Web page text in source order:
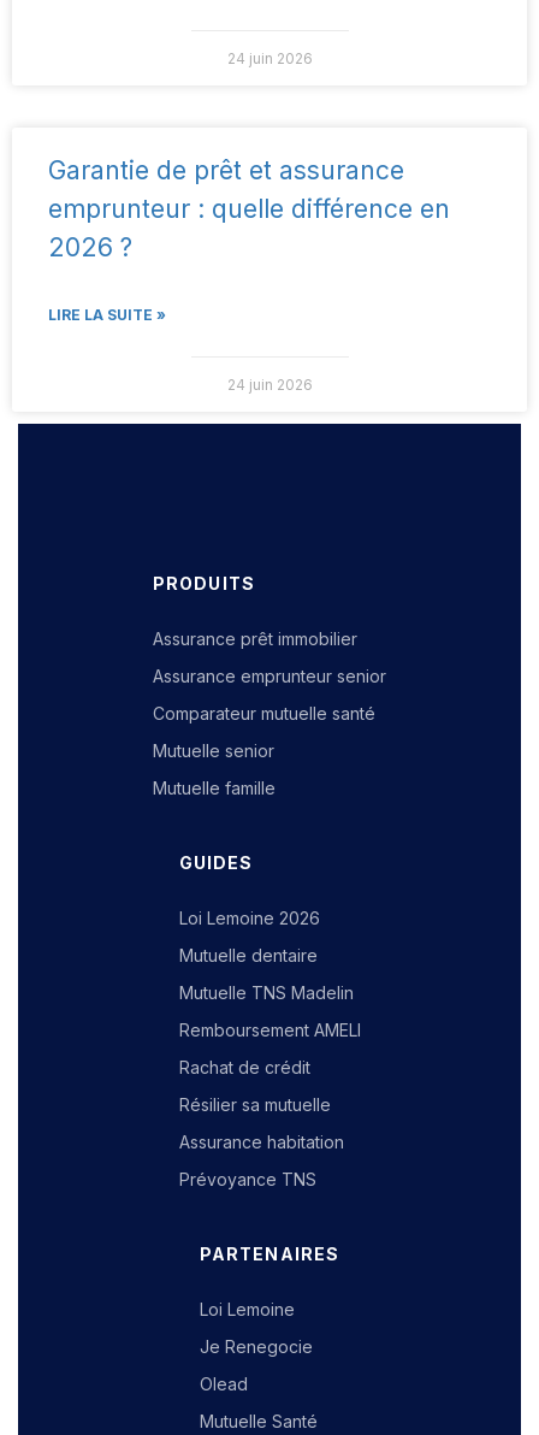
24 juin 2026
Garantie de prêt et assurance
emprunteur : quelle différence en
2026 ?
LIRE LA SUITE »
24 juin 2026
PRODUITS
Assurance prêt immobilier
Assurance emprunteur senior
Comparateur mutuelle santé
Mutuelle senior
Mutuelle famille
GUIDES
Loi Lemoine 2026
Mutuelle dentaire
Mutuelle TNS Madelin
Remboursement AMELI
Rachat de crédit
Résilier sa mutuelle
Assurance habitation
Prévoyance TNS
PARTENAIRES
Loi Lemoine
Je Renegocie
Olead
Mutuelle Santé